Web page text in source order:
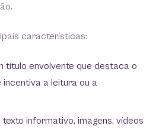
características:
título envolvente que destaca o
a leitura ou a
informativo, imagens, vídeos